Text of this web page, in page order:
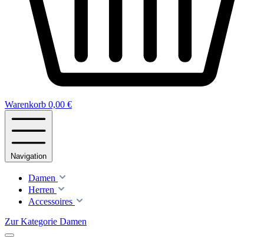
Warenkorb 0,00 €
Navigation
Damen
Herren
Accessoires
Zur Kategorie Damen